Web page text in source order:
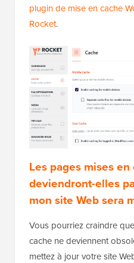
plugin de mise en cache
Rocket.
Les pages mises en
deviendront-elles
mon site Web sera
Vous pourriez craindre
cache ne deviennent
mettez à jour votre site